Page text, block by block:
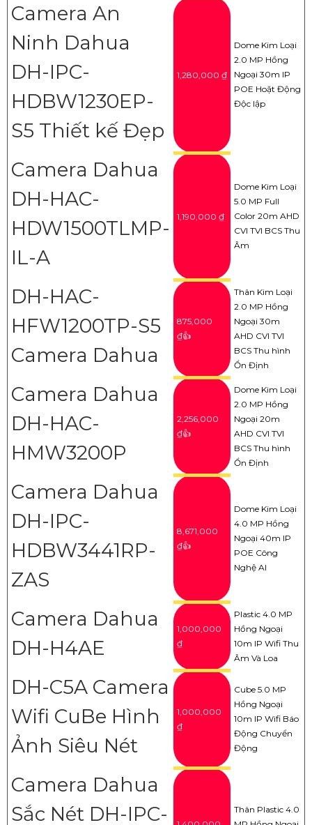
Camera An
Ninh Dahua
DH-IPC-
HDBW1230EP-
S5 Thiết kế Đẹp
1,280,000 ₫
Dome Kim Loại
2.0 MP Hồng
Ngoại 30m IP
POE Hoặt Động
Độc lập
Camera Dahua
DH-HAC-
HDW1500TLMP-
IL-A
1,190,000 ₫
Dome Kim Loại
5.0 MP Full
Color 20m AHD
CVI TVI BCS Thu
Âm
DH-HAC-
HFW1200TP-S5
Camera Dahua
875,000
₫👍
Thân Kim Loại
2.0 MP Hồng
Ngoại 30m
AHD CVI TVI
BCS Thu hình
Ổn Định
Camera Dahua
DH-HAC-
HMW3200P
2,256,000
₫👍
Dome Kim Loại
2.0 MP Hồng
Ngoại 20m
AHD CVI TVI
BCS Thu hình
Ổn Định
Camera Dahua
DH-IPC-
HDBW3441RP-
ZAS
8,671,000
₫👍
Dome Kim Loại
4.0 MP Hồng
Ngoại 40m IP
POE Công
Nghệ AI
Camera Dahua
DH-H4AE
1,000,000
₫
Plastic 4.0 MP
Hồng Ngoại
10m IP Wifi Thu
Âm Và Loa
DH-C5A Camera
Wifi CuBe Hình
Ảnh Siêu Nét
1,000,000
₫
Cube 5.0 MP
Hồng Ngoại
10m IP Wifi Báo
Động Chuyển
Động
Camera Dahua
Sắc Nét DH-IPC-
Thân Plastic 4.0